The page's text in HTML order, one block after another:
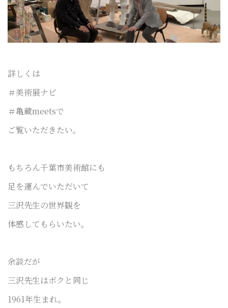
詳しくは
＃美術展ナビ
＃亀蔵meetsで
ご覧いただきたい。
もちろん千葉市美術館にも
足を運んでいただいて
三沢先生の世界観を
体感してもらいたい。
余談だが
三沢先生はボクと同じ
1961年生まれ。